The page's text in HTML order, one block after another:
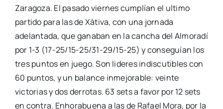
Zaragoza. El pasado viernes cumplían el ultimo
partido para las de Xàtiva, con una jornada
adelantada, que ganaban en la cancha del Almoradí
por 1-3 (17-25/15-25/31-29/15-25) y conseguían los
tres puntos en juego. Son lideres indiscutibles con
60 puntos, y un balance inmejorable: veinte
victorias y dos derrotas. 63 sets a favor por 12 sets
en contra. Enhorabuena a las de Rafael Mora, por la